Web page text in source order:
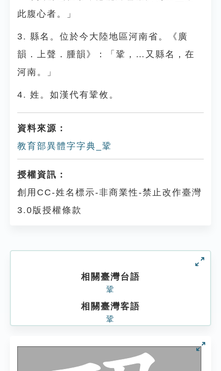
此腹心者。」
3. 縣名。位於今大陸地區河南省。《廣
韻．上聲．腫韻》：「鞏，…又縣名，在
河南。」
4. 姓。如漢代有鞏攸。
資料來源：
教育部異體字字典_鞏
授權資訊：
創用CC-姓名標示-非商業性-禁止改作臺灣
3.0版授權條款
相關臺灣台語
鞏
相關臺灣客語
鞏